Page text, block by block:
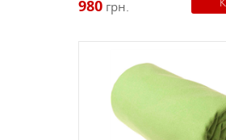
980 грн.